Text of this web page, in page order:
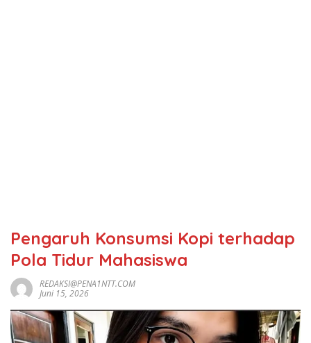
Pengaruh Konsumsi Kopi terhadap
Pola Tidur Mahasiswa
REDAKSI@PENA1NTT.COM
Juni 15, 2026